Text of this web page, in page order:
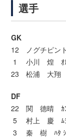
選手
GK
12 ノグチピン
1 小川 煌 ｵｶﾞﾜ
23 松浦 大翔 ﾏﾂ
DF
22 関 德晴 ｶﾝ ﾉ
5 村上 慶 ﾑﾗｶ
3 秦 樹 ﾊﾀ ｼﾞ